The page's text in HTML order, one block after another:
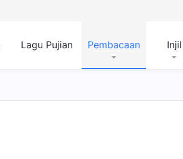
Lagu Pujian Pembacaan Injil